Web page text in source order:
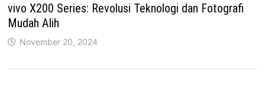
vivo X200 Series: Revolusi Teknologi dan Fotografi
Mudah Alih
November 20, 2024